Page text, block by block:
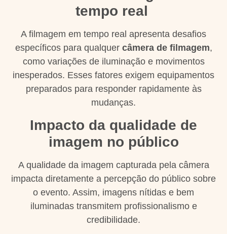
tempo real
A filmagem em tempo real apresenta desafios
específicos para qualquer câmera de filmagem,
como variações de iluminação e movimentos
inesperados. Esses fatores exigem equipamentos
preparados para responder rapidamente às
mudanças.
Impacto da qualidade de
imagem no público
A qualidade da imagem capturada pela câmera
impacta diretamente a percepção do público sobre
o evento. Assim, imagens nítidas e bem
iluminadas transmitem profissionalismo e
credibilidade.